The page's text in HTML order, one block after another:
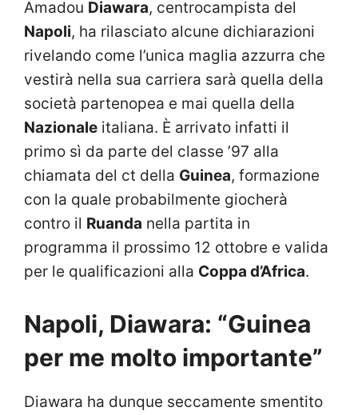
Amadou Diawara, centrocampista del
Napoli, ha rilasciato alcune dichiarazioni
rivelando come l’unica maglia azzurra che
vestirà nella sua carriera sarà quella della
società partenopea e mai quella della
Nazionale italiana. È arrivato infatti il
primo sì da parte del classe ’97 alla
chiamata del ct della Guinea, formazione
con la quale probabilmente giocherà
contro il Ruanda nella partita in
programma il prossimo 12 ottobre e valida
per le qualificazioni alla Coppa d’Africa.
Napoli, Diawara: “Guinea
per me molto importante”
Diawara ha dunque seccamente smentito